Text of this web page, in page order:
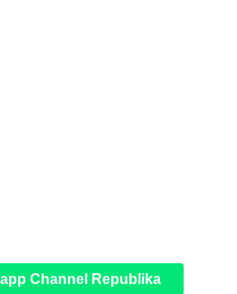
Channel Republika